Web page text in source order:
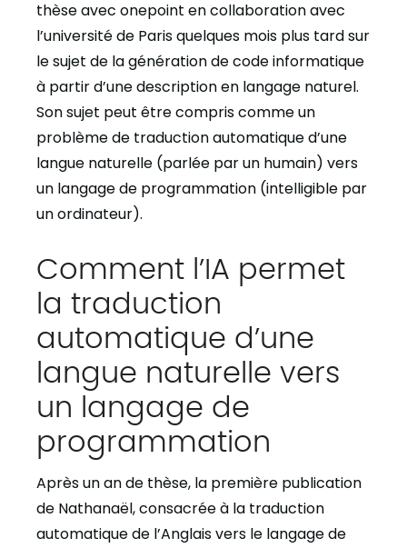
thèse avec onepoint en collaboration avec
l’université de Paris quelques mois plus tard sur
le sujet de la génération de code informatique
à partir d’une description en langage naturel.
Son sujet peut être compris comme un
problème de traduction automatique d’une
langue naturelle (parlée par un humain) vers
un langage de programmation (intelligible par
un ordinateur).
Comment l’IA permet
la traduction
automatique d’une
langue naturelle vers
un langage de
programmation
Après un an de thèse, la première publication
de Nathanaël, consacrée à la traduction
automatique de l’Anglais vers le langage de